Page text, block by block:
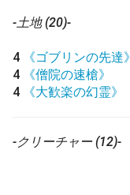
-土地 (20)-
4
《ゴブリンの先達》
4
《僧院の速槍》
4
《大歓楽の幻霊》
-クリーチャー (12)-